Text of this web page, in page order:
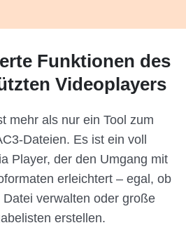
Funktionen des
Videoplayers
mehr als nur ein Tool zum
Dateien. Es ist ein voll
Player, der den Umgang mit
erleichtert – egal, ob
verwalten oder große
erstellen.